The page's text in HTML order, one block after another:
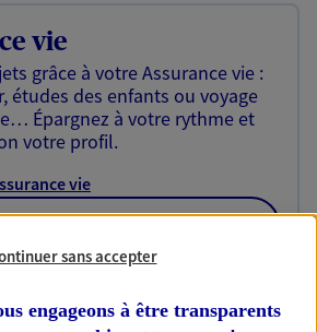
vie
grâce à votre Assurance vie :
études des enfants ou voyage
Épargnez à votre rythme et
votre profil.
vie
sans accepter
engageons à être transparents